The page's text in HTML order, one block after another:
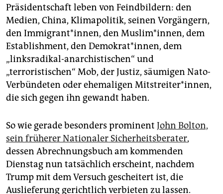
Präsidentschaft leben von Feindbildern: den
Medien, China, Klimapolitik, seinen Vorgängern,
den Immigrant*innen, den Muslim*innen, dem
Establishment, den Demokrat*innen, dem
„linksradikal-anarchistischen“ und
„terroristischen“ Mob, der Justiz, säumigen Nato-
Verbündeten oder ehemaligen Mitstreiter*innen,
die sich gegen ihn gewandt haben.
So wie gerade besonders prominent John Bolton,
sein früherer Nationaler Sicherheitsberater,
dessen Abrechnungsbuch am kommenden
Dienstag nun tatsächlich erscheint, nachdem
Trump mit dem Versuch gescheitert ist, die
Auslieferung gerichtlich verbieten zu lassen.